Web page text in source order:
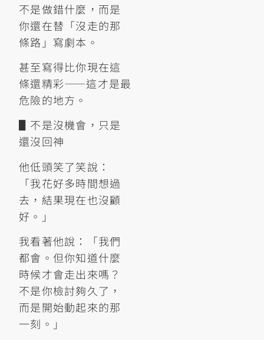
不是做錯什麼，而是
你還在替「沒走的那
條路」寫劇本。
甚至寫得比你現在這
條還精彩——這才是最
危險的地方。
▋不是沒機會，只是
還沒回神
他低頭笑了笑說：
「我花好多時間想過
去，結果現在也沒顧
好。」
我看著他說：「我們
都會。但你知道什麼
時候才會走出來嗎？
不是你檢討夠久了，
而是開始動起來的那
一刻。」